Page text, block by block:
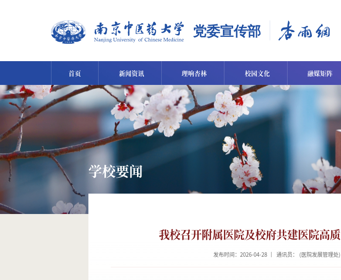
首页 新闻资讯 理响杏林 校园文化 融媒矩阵
学校要闻
我校召开附属医院及校府共建医院高
发布时间：2026-04-28 通讯员： (医院发展管理处)